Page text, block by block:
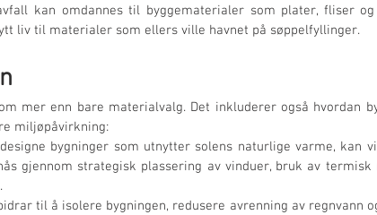
kan omdannes til byggematerialer som plater, fliser
liv til materialer som ellers ville havnet på søppelfyllinger.
mer enn bare materialvalg. Det inkluderer også hvordan
miljøpåvirkning:
bygninger som utnytter solens naturlige varme, kan
gjennom strategisk plassering av vinduer, bruk av
til å isolere bygningen, redusere avrenning av regnvann